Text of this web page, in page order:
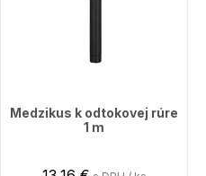
Medzikus k odtokovej rúre
1 m